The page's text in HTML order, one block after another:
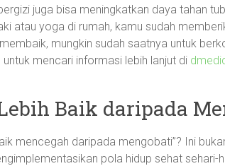
juga bisa meningkatkan daya tahan
atau yoga di rumah, kamu sudah
mungkin sudah saatnya untuk
mencari informasi lebih lanjut di
Baik daripada
mencegah daripada mengobati”? Ini
pola hidup sehat sehari-